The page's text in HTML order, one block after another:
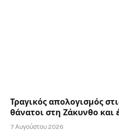
Τραγικός απολογισμός
θάνατοι στη Ζάκυνθο και
7 Αυγούστου 2026